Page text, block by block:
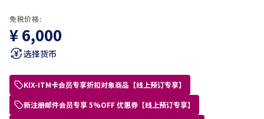
免税价格:
¥ 6,000
选择货币
KIX-ITM卡会员专享折扣对象商品【线上预订专享】
新注册邮件会员专享 5%OFF 优惠券【线上预订专享】